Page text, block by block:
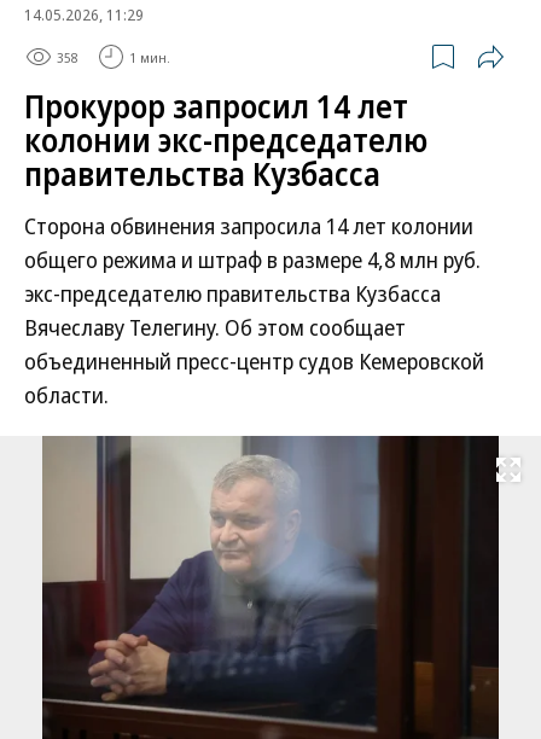
14.05.2026, 11:29
358 1 мин.
Прокурор запросил 14 лет
колонии экс-председателю
правительства Кузбасса
Сторона обвинения запросила 14 лет колонии
общего режима и штраф в размере 4,8 млн руб.
экс-председателю правительства Кузбасса
Вячеславу Телегину. Об этом сообщает
объединенный пресс-центр судов Кемеровской
области.
Развернуть